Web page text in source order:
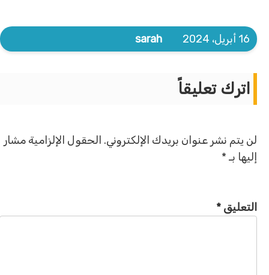
16 أبريل، 2024 sarah
اترك تعليقاً
لن يتم نشر عنوان بريدك الإلكتروني. الحقول الإلزامية مشار
إليها بـ *
التعليق*